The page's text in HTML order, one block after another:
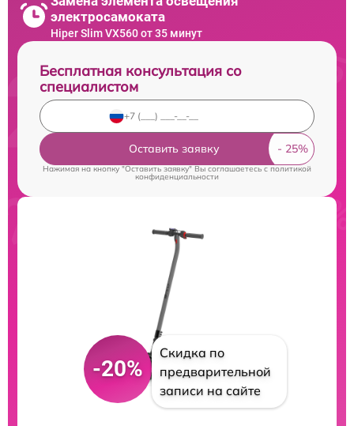
электросамоката
Hiper Slim VX560 от 35 минут
Бесплатная консультация со
специалистом
Оставить заявку
Нажимая на кнопку "Оставить заявку" Вы соглашаетесь cполитикой
конфиденциальности
-20%
Скидка по
предварительной
записи на сайте